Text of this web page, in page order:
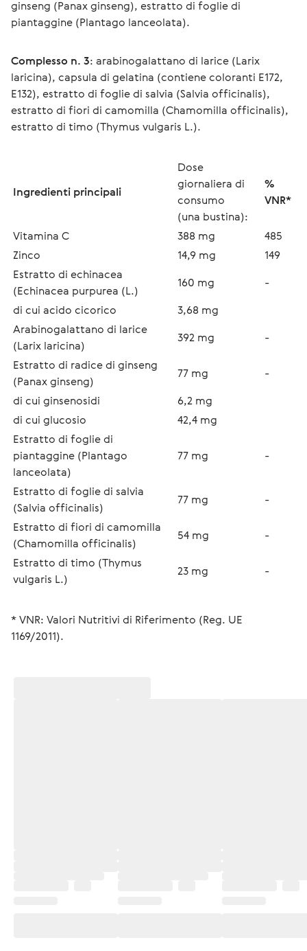
ginseng (Panax ginseng), estratto di foglie di
piantaggine (Plantago lanceolata).
Complesso n. 3: arabinogalattano di larice (Larix
laricina), capsula di gelatina (contiene coloranti E172,
E132), estratto di foglie di salvia (Salvia officinalis),
estratto di fiori di camomilla (Chamomilla officinalis),
estratto di timo (Thymus vulgaris L.).
Ingredienti principali
Dose
giornaliera di
consumo
(una bustina):
%
VNR*
Vitamina C 388 mg
485
Zinco
14,9 mg
149
Estratto di echinacea
(Echinacea purpurea (L.)
160 mg
-
di cui acido cicorico
3,68 mg
Arabinogalattano di larice
(Larix laricina)
392 mg
-
Estratto di radice di ginseng
(Panax ginseng)
77 mg
-
di cui ginsenosidi
6,2 mg
di cui glucosio
42,4 mg
Estratto di foglie di
piantaggine (Plantago
lanceolata)
77 mg -
Estratto di foglie di salvia
(Salvia officinalis)
77 mg
-
Estratto di fiori di camomilla
(Chamomilla officinalis)
54 mg
-
Estratto di timo (Thymus
vulgaris L.)
23 mg -
* VNR: Valori Nutritivi di Riferimento (Reg. UE
1169/2011).